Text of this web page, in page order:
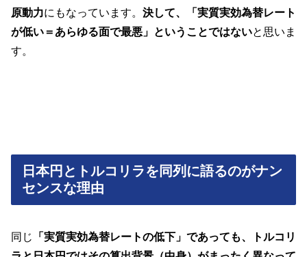
原動力にもなっています。 決して、「実質実効為替レート
が低い＝あらゆる面で最悪」ということではないと思いま
す。
日本円とトルコリラを同列に語るのがナン
センスな理由
同じ
「実質実効為替レートの低下」であっても、トルコリ